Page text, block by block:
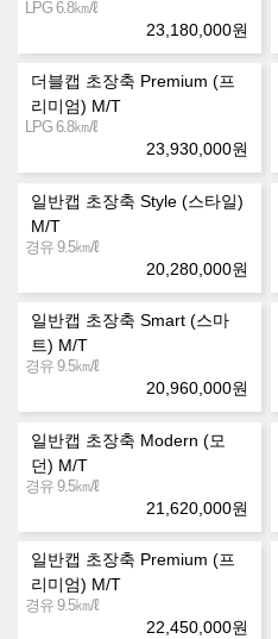
LPG 6.8㎞/ℓ
23,180,000원
더블캡 초장축 Premium (프
리미엄) M/T
LPG 6.8㎞/ℓ
23,930,000원
일반캡 초장축 Style (스타일)
M/T
경유 9.5㎞/ℓ
20,280,000원
일반캡 초장축 Smart (스마
트) M/T
경유 9.5㎞/ℓ
20,960,000원
일반캡 초장축 Modern (모
던) M/T
경유 9.5㎞/ℓ
21,620,000원
일반캡 초장축 Premium (프
리미엄) M/T
경유 9.5㎞/ℓ
22,450,000원